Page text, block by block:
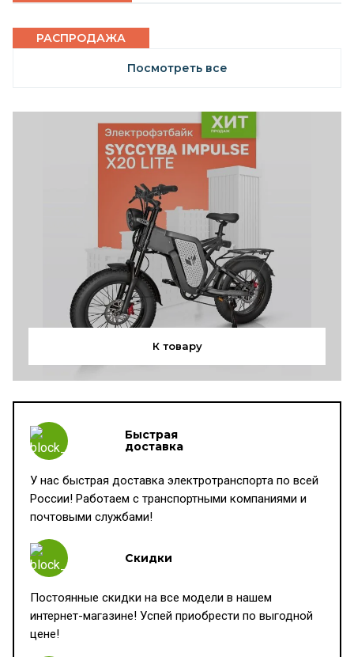
РАСПРОДАЖА
Посмотреть все
К товару
Быстрая
доставка
У нас быстрая доставка электротранспорта по всей
России! Работаем с транспортными компаниями и
почтовыми службами!
Скидки
Постоянные скидки на все модели в нашем
интернет-магазине! Успей приобрести по выгодной
цене!